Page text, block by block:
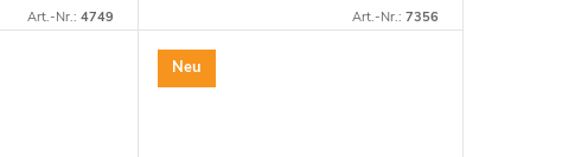
Art.-Nr.: 4749
Menge Wasser. Körnung...
Art.-Nr.: 7356
Neu